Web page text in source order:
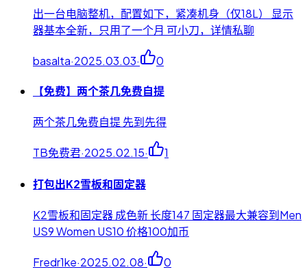
出一台电脑整机，配置如下，紧凑机身（仅18L） 显示
器基本全新，只用了一个月 可小刀，详情私聊
basalta·2025.03.03· 0
【免费】两个茶几免费自提
两个茶几免费自提 先到先得
TB免费君·2025.02.15· 1
打包出K2雪板和固定器
K2雪板和固定器 成色新 长度147 固定器最大兼容到Men
US9 Women US10 价格100加币
Fredr1ke·2025.02.08· 0